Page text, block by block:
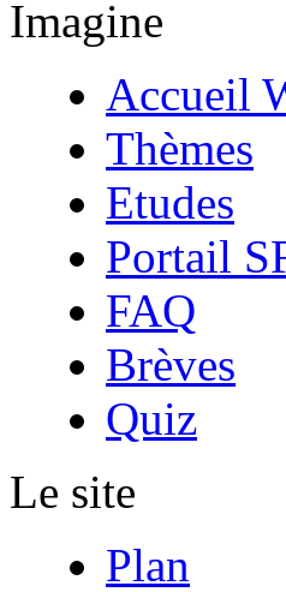
Imagine
Accueil
Thèmes
Etudes
Portail
FAQ
Brèves
Quiz
Le site
Plan